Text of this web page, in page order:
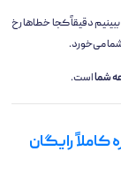
دقیقاً کجا خطاها رخ
می‌خورد.
شمااست.
رایگان